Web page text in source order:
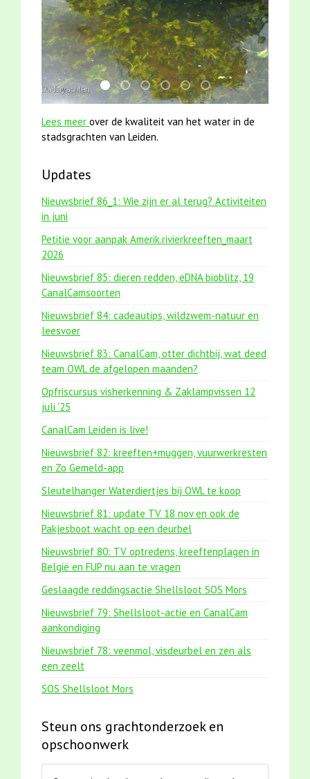
mei2021 1 snoekje elly
smoelenboek fifi en karper nieuwsbrief-
karper met kattenklimtouw
jun2021 zaklv 5 snoekje MOOI
jun2021 28 brasem en
mei2021
Lees meer over de kwaliteit van het water in de
stadsgrachten van Leiden.
Updates
Nieuwsbrief 86_1: Wie zijn er al terug? Activiteiten
in juni
Petitie voor aanpak Amerik.rivierkreeften_maart
2026
Nieuwsbrief 85: dieren redden, eDNA bioblitz, 19
CanalCamsoorten
Nieuwsbrief 84: cadeautips, wildzwem-natuur en
leesvoer
Nieuwsbrief 83: CanalCam, otter dichtbij, wat deed
team OWL de afgelopen maanden?
Opfriscursus visherkenning & Zaklampvissen 12
juli '25
CanalCam Leiden is live!
Nieuwsbrief 82: kreeften+muggen, vuurwerkresten
en Zo Gemeld-app
Sleutelhanger Waterdiertjes bij OWL te koop
Nieuwsbrief 81: update TV 18 nov en ook de
Pakjesboot wacht op een deurbel
Nieuwsbrief 80: TV optredens, kreeftenplagen in
België en FUP nu aan te vragen
Geslaagde reddingsactie Shellsloot SOS Mors
Nieuwsbrief 79: Shellsloot-actie en CanalCam
aankondiging
Nieuwsbrief 78: veenmol, visdeurbel en zen als
een zeelt
SOS Shellsloot Mors
Steun ons grachtonderzoek en
opschoonwerk